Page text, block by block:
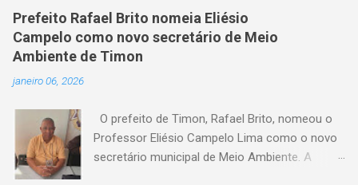
elétrica no momento anterior ao corte do
serviço — garantindo mais dignidade e evitando
que famílias fiquem sem itens essenciais em
vezes, veem-se surpreendidos pelo corte
abrupto do fornecimento. A nova lei, agora
aguardando a sanção do prefeito, representa
Prefeito Rafael Brito nomeia Eliésio
Campelo como novo secretário de Meio
Ambiente de Timon
janeiro 06, 2026
O prefeito de Timon, Rafael Brito, nomeou o
Professor Eliésio Campelo Lima como o novo
secretário municipal de Meio Ambiente. A